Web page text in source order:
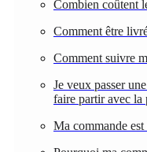
Combien coûtent
Comment être
Comment suivre
Je veux passer
faire partir avec la
Ma commande